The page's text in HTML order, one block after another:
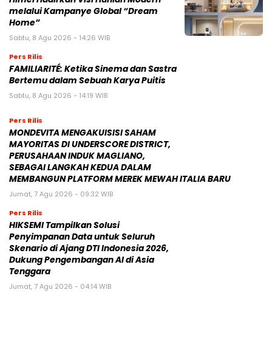
melalui Kampanye Global “Dream
Home”
Sabtu, 8 Agu 2026 - 14:26 WIB
Pers Rilis
FAMILIARITÉ: Ketika Sinema dan Sastra
Bertemu dalam Sebuah Karya Puitis
Sabtu, 8 Agu 2026 - 14:19 WIB
Pers Rilis
MONDEVITA MENGAKUISISI SAHAM
MAYORITAS DI UNDERSCORE DISTRICT,
PERUSAHAAN INDUK MAGLIANO,
SEBAGAI LANGKAH KEDUA DALAM
MEMBANGUN PLATFORM MEREK MEWAH ITALIA BARU
Jumat, 7 Agu 2026 - 09:32 WIB
Pers Rilis
HIKSEMI Tampilkan Solusi
Penyimpanan Data untuk Seluruh
Skenario di Ajang DTI Indonesia 2026,
Dukung Pengembangan AI di Asia
Tenggara
Jumat, 7 Agu 2026 - 04:14 WIB